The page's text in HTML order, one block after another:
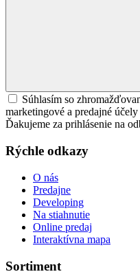
Súhlasím so
marketingové a predajné účely
Ďakujeme za prihlásenie na
Rýchle odkazy
O nás
Predajne
Developing
Na stiahnutie
Online predaj
Interaktívna mapa
Sortiment